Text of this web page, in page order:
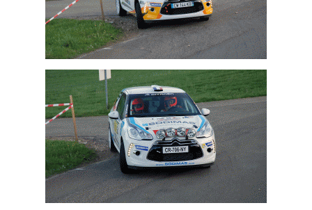
Yves Blanc